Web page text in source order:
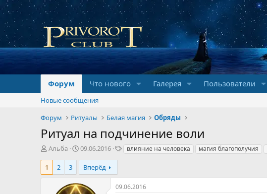
Форум Что нового Галерея Пользователи
Новые сообщения
Форум
Ритуалы Белая магия Обряды
Ритуал на подчинение воли
А
о
Альба
Д
а
н
09.06.2016
Твлияние на человека магия благополучия
1 2 3 Вперёд
09.06.2016